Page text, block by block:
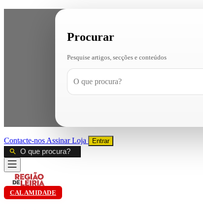
Procurar
Pesquise artigos, secções e conteúdos
Contacte-nos AssinarLoja Entrar
CALAMIDADE